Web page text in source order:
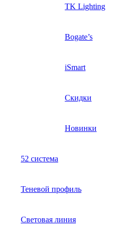
TK Lighting
Bogate’s
iSmart
Скидки
Новинки
52 система
Теневой профиль
Световая линия